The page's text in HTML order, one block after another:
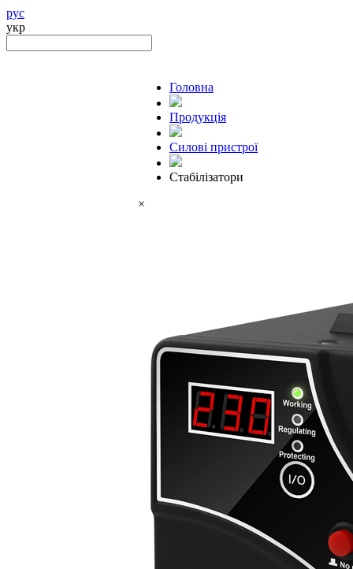
рус
укр
Головна
Продукцiя
Силові пристрої
Стабілізатори
×